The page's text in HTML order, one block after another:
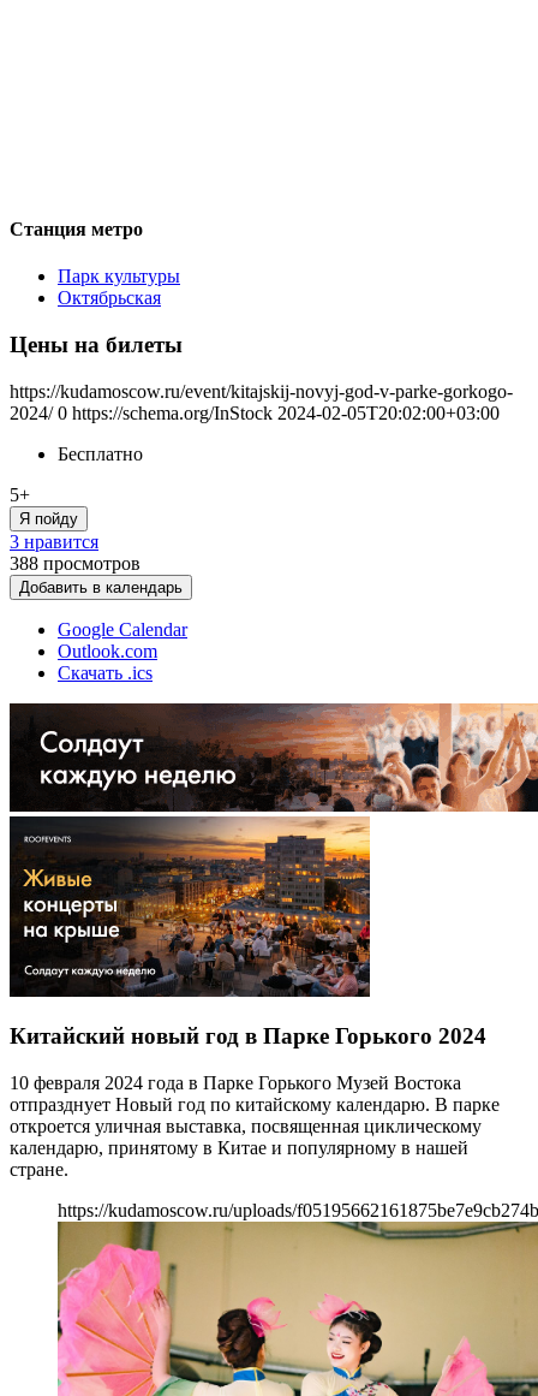
Станция метро
Парк культуры
Октябрьская
Цены на билеты
https://kudamoscow.ru/event/kitajskij-novyj-god-v-parke-gorkogo-
2024/ 0 https://schema.org/InStock 2024-02-05T20:02:00+03:00
Бесплатно
5+
Я пойду
3 нравится
388 просмотров
Добавить в календарь
Google Calendar
Outlook.com
Скачать .ics
Китайский новый год в Парке Горького 2024
10 февраля 2024 года в Парке Горького Музей Востока
отпразднует Новый год по китайскому календарю. В парке
откроется уличная выставка, посвященная циклическому
календарю, принятому в Китае и популярному в нашей
стране.
https://kudamoscow.ru/uploads/